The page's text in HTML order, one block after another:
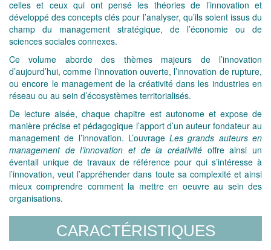
celles et ceux qui ont pensé les théories de l’innovation et
développé des concepts clés pour l’analyser, qu’ils soient issus du
champ du management stratégique, de l’économie ou de
sciences sociales connexes.
Ce volume aborde des thèmes majeurs de l’innovation
d’aujourd’hui, comme l’innovation ouverte, l’innovation de rupture,
ou encore le management de la créativité dans les industries en
réseau ou au sein d’écosystèmes territorialisés.
De lecture aisée, chaque chapitre est autonome et expose de
manière précise et pédagogique l’apport d’un auteur fondateur au
management de l’innovation. L’ouvrageLes grands auteurs en
management de l’innovation et de la créativité offre ainsi un
éventail unique de travaux de référence pour qui s’intéresse à
l’innovation, veut l’appréhender dans toute sa complexité et ainsi
mieux comprendre comment la mettre en oeuvre au sein des
organisations.
CARACTÉRISTIQUES